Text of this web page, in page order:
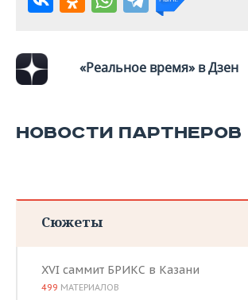
«Реальное время» в Дзен
НОВОСТИ ПАРТНЕРОВ
Сюжеты
XVI саммит БРИКС в Казани
499 МАТЕРИАЛОВ